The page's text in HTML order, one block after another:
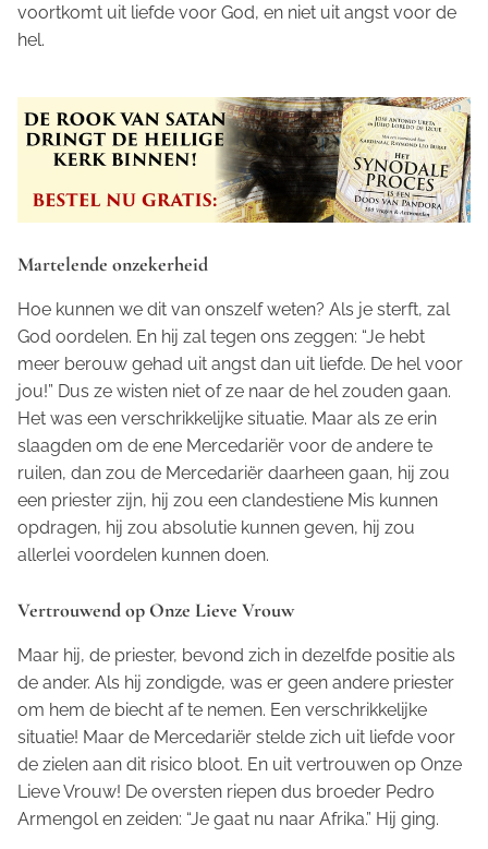
voortkomt uit liefde voor God, en niet uit angst voor de
hel.
Martelende onzekerheid
Hoe kunnen we dit van onszelf weten? Als je sterft, zal
God oordelen. En hij zal tegen ons zeggen: “Je hebt
meer berouw gehad uit angst dan uit liefde. De hel voor
jou!” Dus ze wisten niet of ze naar de hel zouden gaan.
Het was een verschrikkelijke situatie. Maar als ze erin
slaagden om de ene Mercedariër voor de andere te
ruilen, dan zou de Mercedariër daarheen gaan, hij zou
een priester zijn, hij zou een clandestiene Mis kunnen
opdragen, hij zou absolutie kunnen geven, hij zou
allerlei voordelen kunnen doen.
Vertrouwend op Onze Lieve Vrouw
Maar hij, de priester, bevond zich in dezelfde positie als
de ander. Als hij zondigde, was er geen andere priester
om hem de biecht af te nemen. Een verschrikkelijke
situatie! Maar de Mercedariër stelde zich uit liefde voor
de zielen aan dit risico bloot. En uit vertrouwen op Onze
Lieve Vrouw! De oversten riepen dus broeder Pedro
Armengol en zeiden: “Je gaat nu naar Afrika.” Hij ging.